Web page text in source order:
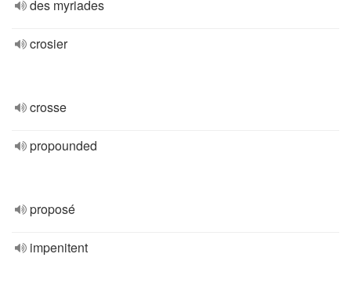
des myriades
crosier
crosse
propounded
proposé
impenitent